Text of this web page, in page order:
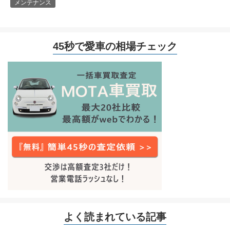
メンテナンス
45秒で愛車の相場チェック
よく読まれている記事